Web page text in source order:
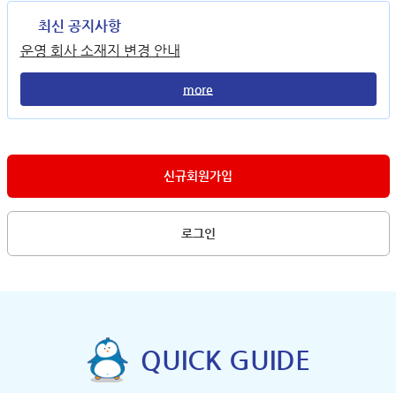
최신 공지사항
운영 회사 소재지 변경 안내
more
신규회원가입
로그인
QUICK GUIDE